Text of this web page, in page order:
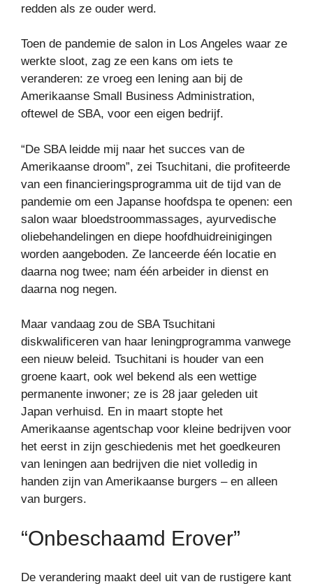
redden als ze ouder werd.
Toen de pandemie de salon in Los Angeles waar ze
werkte sloot, zag ze een kans om iets te
veranderen: ze vroeg een lening aan bij de
Amerikaanse Small Business Administration,
oftewel de SBA, voor een eigen bedrijf.
“De SBA leidde mij naar het succes van de
Amerikaanse droom”, zei Tsuchitani, die profiteerde
van een financieringsprogramma uit de tijd van de
pandemie om een ​​Japanse hoofdspa te openen: een
salon waar bloedstroommassages, ayurvedische
oliebehandelingen en diepe hoofdhuidreinigingen
worden aangeboden. Ze lanceerde één locatie en
daarna nog twee; nam één arbeider in dienst en
daarna nog negen.
Maar vandaag zou de SBA Tsuchitani
diskwalificeren van haar leningprogramma vanwege
een nieuw beleid. Tsuchitani is houder van een
groene kaart, ook wel bekend als een wettige
permanente inwoner; ze is 28 jaar geleden uit
Japan verhuisd. En in maart stopte het
Amerikaanse agentschap voor kleine bedrijven voor
het eerst in zijn geschiedenis met het goedkeuren
van leningen aan bedrijven die niet volledig in
handen zijn van Amerikaanse burgers – en alleen
van burgers.
“Onbeschaamd Erover”
De verandering maakt deel uit van de rustigere kant